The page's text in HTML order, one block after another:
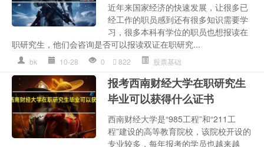
近年来国家经济的快速发展，让很多已
经工作的职员感到还有很多知识需要学
习，很多本科有学位的职员也想报读在
职研究生，他们会咨询是否可以报读双证在职研究...
bk 10-28 0 822 股票基础
报考西南财经大学在职研究生
毕业可以获得什么证书
西南财经大学是“985工程”和“211工
程”建设的高等教育院校，该院校开设的
专业较多，每年报考的学员也越来越